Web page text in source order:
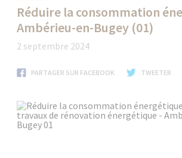
Réduire la consommation
Ambérieu-en-Bugey (01)
2 septembre 2024
PARTAGER SUR FACEBOOK TWEETER